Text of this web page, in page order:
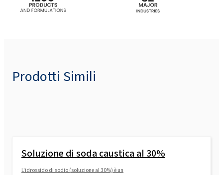
Prodotti Simili
Soluzione di soda caustica al 30%
L'idrossido di sodio (soluzione al 30%) è un